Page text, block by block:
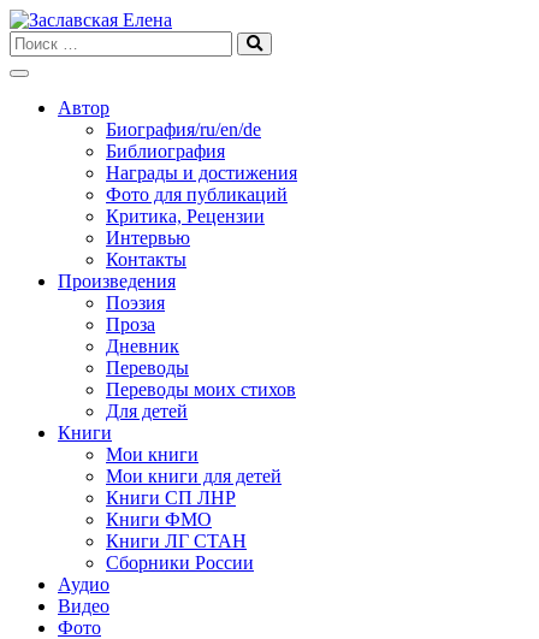
Skip
to
content
Автор
Биография/ru/en/de
Библиография
Награды и достижения
Фото для публикаций
Критика, Рецензии
Интервью
Контакты
Произведения
Поэзия
Проза
Дневник
Переводы
Переводы моих стихов
Для детей
Книги
Мои книги
Мои книги для детей
Книги СП ЛНР
Книги ФМО
Книги ЛГ СТАН
Сборники России
Аудио
Видео
Фото